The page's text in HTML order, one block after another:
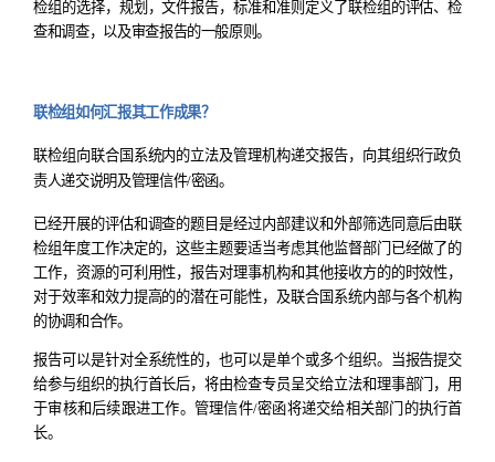
检组的选择，规划，文件报告，标准和准则定义了联检组的评估、检
查和调查，以及审查报告的一般原则。
联检组如何汇报其工作成果？
联检组向联合国系统内的立法及管理机构递交报告，向其组织行政负
责人递交说明及管理信件/密函。
已经开展的评估和调查的题目是经过内部建议和外部筛选同意后由联
检组年度工作决定的，这些主题要适当考虑其他监督部门已经做了的
工作， 资源的可利用性，报告对理事机构和其他接收方的的时效性，
对于效率和效力提高的的潜在可能性， 及联合国系统内部与各个机构
的协调和合作。
报告可以是针对全系统性的，也可以是单个或多个组织。当报告提交
给参与组织的执行首长后，将由检查专员呈交给立法和理事部门 ， 用
于审核和后续跟进工作。管理信件/密函将递交给相关部门的执行首
长。